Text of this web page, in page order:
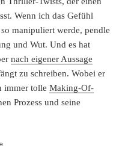
Wenn ich das Gefühl
manipuliert werde, pendle
und Wut. Und es hat
nach eigener Aussage
zu schreiben. Wobei er
immer tolleMaking-Of-
Prozess und seine